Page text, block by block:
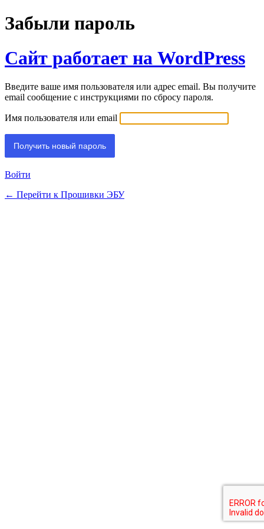
Забыли пароль
Сайт работает на WordPress
Введите ваше имя пользователя или адрес email. Вы получите
email сообщение с инструкциями по сбросу пароля.
Имя пользователя или email
Войти
← Перейти к Прошивки ЭБУ